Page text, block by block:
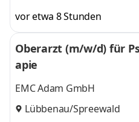
vor etwa 8 Stunden
Oberarzt (m/w/d) für
apie
EMC Adam GmbH
Lübbenau/Spreewald